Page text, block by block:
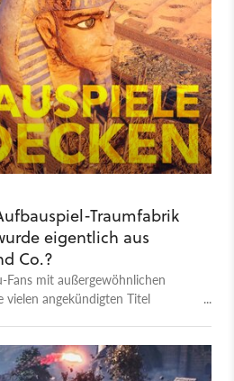
großen Preview zu Viking City
Traumfabrik
eigentlich aus
Co.?
mit außergewöhnlichen
vielen angekündigten Titel